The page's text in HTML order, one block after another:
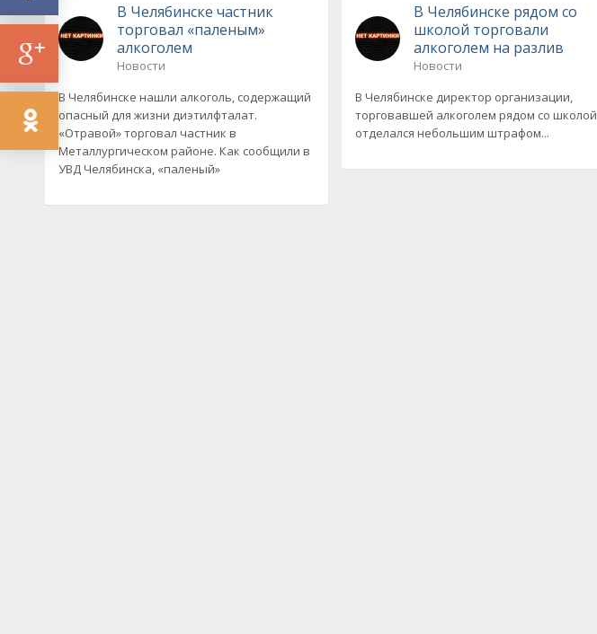
В Челябинске частник
торговал «паленым»
алкоголем
Новости
В Челябинске нашли алкоголь, содержащий
опасный для жизни диэтилфталат.
«Отравой» торговал частник в
Металлургическом районе. Как сообщили в
УВД Челябинска, «паленый»
В Челябинске рядом со
школой торговали
алкоголем на разлив
Новости
В Челябинске директор организации,
торговавшей алкоголем рядом со школой,
отделался небольшим штрафом...